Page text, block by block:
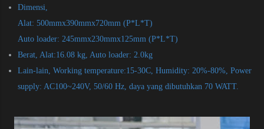
Dimensi,
Alat: 500mmx390mmx720mm (P*L*T)
Auto loader: 245mmx230mmx125mm (P*L*T)
Berat, Alat:16.08 kg, Auto loader: 2.0kg
Lain-lain, Working temperature:15-30C, Humidity: 20%-80%, Power
supply: AC100~240V, 50/60 Hz, daya yang dibutuhkan 70 WATT.